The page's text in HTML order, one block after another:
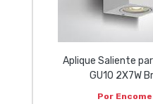
Aplique Saliente
GU10 2X7W
Por